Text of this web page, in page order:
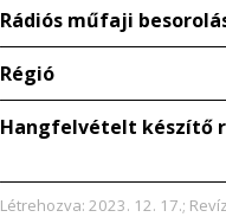
Rádiós műfaji
Régió
Hangfelvételt készítő
Létrehozva: 2023. 12. 17.;